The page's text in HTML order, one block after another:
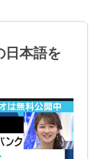
日本語を